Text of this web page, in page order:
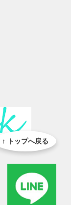
↑ トップへ戻る